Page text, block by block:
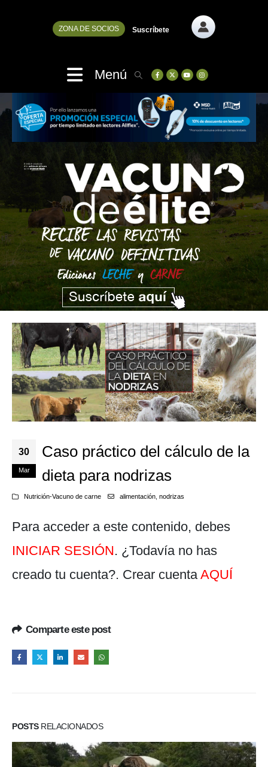
ZONA DE SOCIOS Suscríbete
Menú
30
Mar
Caso práctico del cálculo de la
dieta para nodrizas
Nutrición-Vacuno de carne alimentación, nodrizas
Para acceder a este contenido, debes
INICIAR SESIÓN. ¿Todavía no has
creado tu cuenta?. Crear cuenta AQUÍ
Comparte este post
POSTSRELACIONADOS